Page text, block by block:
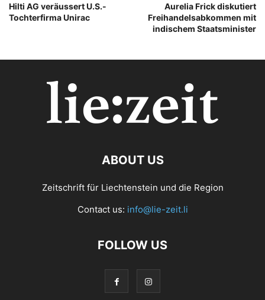
Hilti AG veräussert U.S.-
Tochterfirma Unirac
Aurelia Frick diskutiert
Freihandelsabkommen mit
indischem Staatsminister
ABOUT US
Zeitschrift für Liechtenstein und die Region
Contact us: info@lie-zeit.li
FOLLOW US